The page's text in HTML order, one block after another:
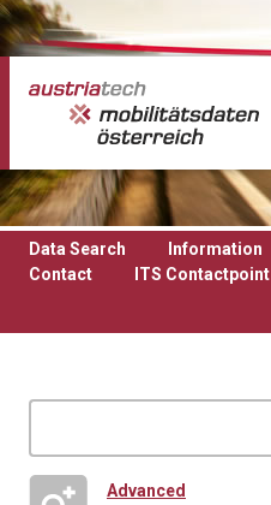
Skip to main content
Data Search Information
Contact
ITS Contactpoint
Advanced